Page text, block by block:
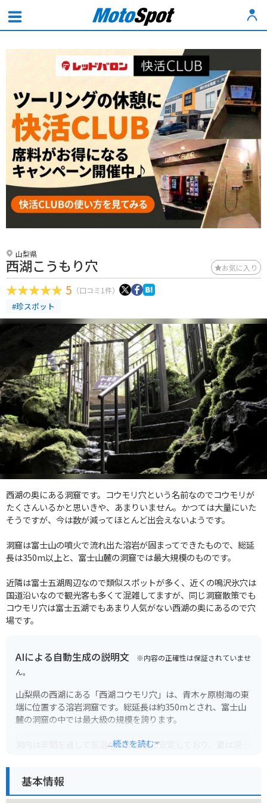
山梨県
西湖こうもり穴 お気に入り
5 （口コミ1件）
#珍スポット
西湖の奥にある洞窟です。コウモリ穴という名前なのでコウモリが
たくさんいるかと思いきや、あまりいません。かつては大量にいた
そうですが、今は数が減ってほとんど出会えないようです。
洞窟は富士山の噴火で流れ出た溶岩が固まってできたもので、総延
長は350m以上と、富士山麓の洞窟では最大規模のものです。
近隣は富士五湖周辺なので類似スポットが多く、近くの鳴沢氷穴は
国道沿いなので観光客も多くて混雑してますが、同じ洞窟散策でも
コウモリ穴は富士五湖でもあまり人気がない西湖の奥にあるので穴
場です。
AIによる自動生成の説明文 ※内容の正確性は保証されていませ
ん。
山梨県の西湖にある「西湖コウモリ穴」は、青木ヶ原樹海の東
端に位置する溶岩洞窟です。総延長は約350mとされ、富士山
麓の洞窟の中では最大級の規模を誇ります。
洞内は年間を通して気温が10度前後と安定しており、夏は涼し
はできません。
...続きを読む
基本情報